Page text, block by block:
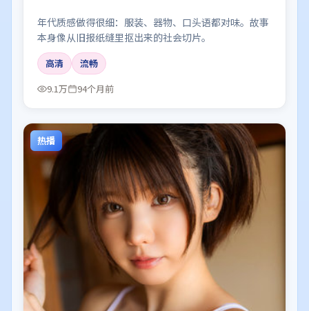
年代质感做得很细：服装、器物、口头语都对味。故事
本身像从旧报纸缝里抠出来的社会切片。
高清
流畅
9.1万
94个月前
热播